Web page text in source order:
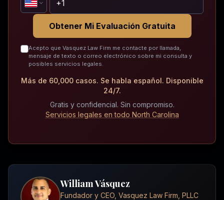
Obtener Mi Evaluación Gratuita
Acepto que Vasquez Law Firm me contacte por llamada,
mensaje de texto o correo electrónico sobre mi consulta y
posibles servicios legales.
Más de 60,000 casos. Se habla español. Disponible
24/7.
Gratis y confidencial. Sin compromiso.
Servicios legales en todo North Carolina
William Vásquez
Fundador y CEO, Vasquez Law Firm, PLLC